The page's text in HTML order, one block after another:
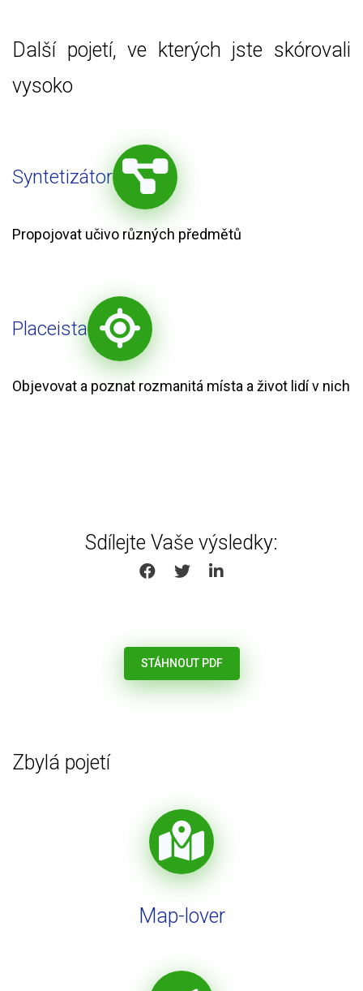
Další pojetí, ve kterých jste skórovali
vysoko
Syntetizátor
Propojovat učivo různých předmětů
Placeista
Objevovat a poznat rozmanitá místa a život lidí v nich
Sdílejte Vaše výsledky:
SHARE ON FACEBOOK
SHARE ON TWITTER
SHARE ON LINKEDIN
STÁHNOUT PDF
Zbylá pojetí
Map-lover